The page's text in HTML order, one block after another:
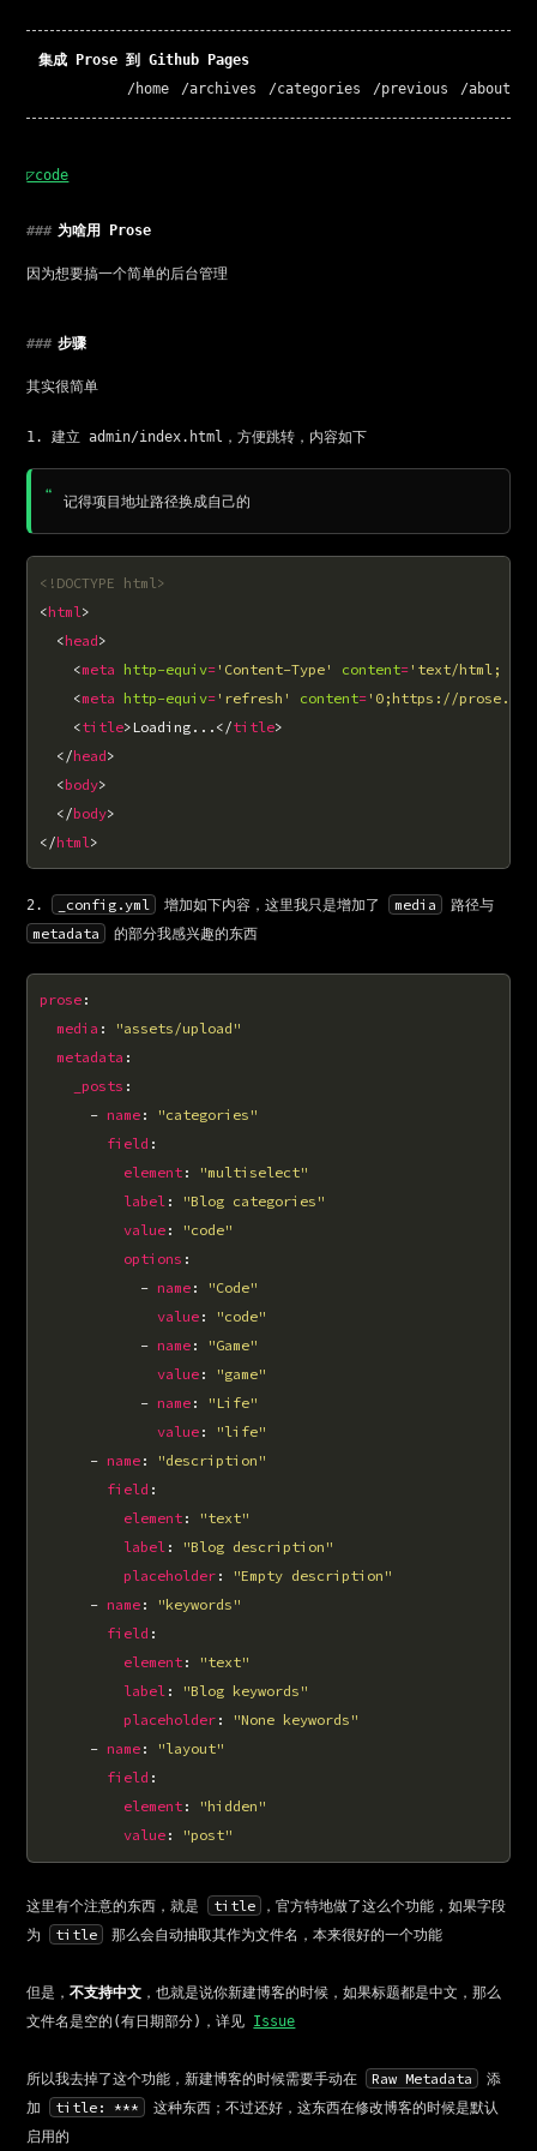
集成 Prose 到 Github Pages
/home
/archives /categories /previous /about
◸code
### 为啥用 Prose
因为想要搞一个简单的后台管理
### 步骤
其实很简单
建立 admin/index.html，方便跳转，内容如下
记得项目地址路径换成自己的
<!DOCTYPE html>
<html
  <
head
    <
meta http-equiv= 'Content-Type' content= 'text/html;
    <
meta http-equiv= 'refresh' content= '0;https://prose.io/
    <
title>Loading...</title
  </
head
  <
body
  </
body
</html
_config.yml 增加如下内容，这里我只是增加了 media 路径与
metadata 的部分我感兴趣的东西
prose
media :
"assets/upload"
metadata
_posts
      -
name :
"categories"
field
element :
"multiselect"
label :
"Blog categories"
value :
"code"
options
            -
name :
"Code"
value :
"code"
            -
name :
"Game"
value :
"game"
            -
name :
"Life"
value :
"life"
      -
name :
"description"
field
element :
"text"
label :
"Blog description"
placeholder :
"Empty description"
      -
name :
"keywords"
field
element :
"text"
label :
"Blog keywords"
placeholder :
"None keywords"
      -
name :
"layout"
field
element :
"hidden"
value : "post"
这里有个注意的东西，就是 title
，官方特地做了这么个功能，如果字段
为
title 那么会自动抽取其作为文件名，本来很好的一个功能
但是，不支持中文 ，也就是说你新建博客的时候，如果标题都是中文，那么
文件名是空的(有日期部分)，详见 Issue
所以我去掉了这个功能，新建博客的时候需要手动在 Raw Metadata
添
加
title: ***
这种东西；不过还好，这东西在修改博客的时候是默认
启用的